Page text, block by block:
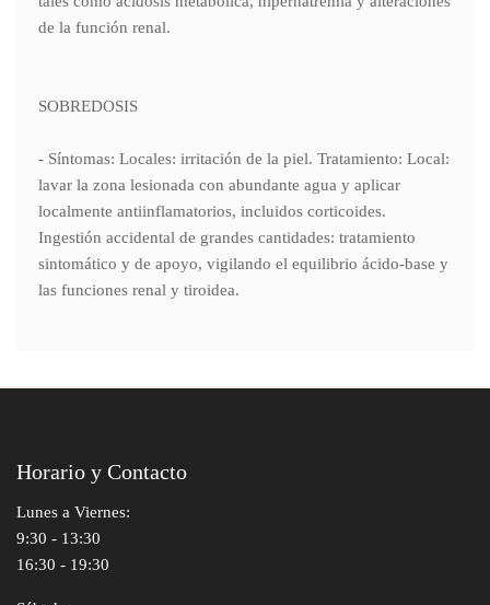
de la función renal.
SOBREDOSIS
- Síntomas: Locales: irritación de la piel. Tratamiento: Local:
lavar la zona lesionada con abundante agua y aplicar
localmente antiinflamatorios, incluidos corticoides.
Ingestión accidental de grandes cantidades: tratamiento
sintomático y de apoyo, vigilando el equilibrio ácido-base y
las funciones renal y tiroidea.
Horario y Contacto
Lunes a Viernes:
9:30 - 13:30
16:30 - 19:30